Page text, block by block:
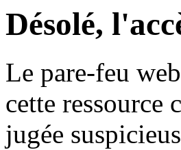
Désolé,
Le pare-feu
cette ressource
jugée